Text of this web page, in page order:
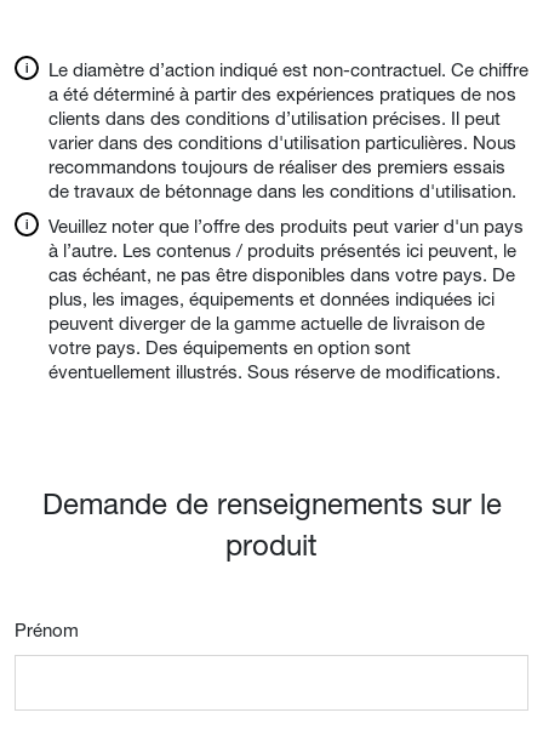
Le diamètre d’action indiqué est non-contractuel. Ce chiffre
a été déterminé à partir des expériences pratiques de nos
clients dans des conditions d’utilisation précises. Il peut
varier dans des conditions d'utilisation particulières. Nous
recommandons toujours de réaliser des premiers essais
de travaux de bétonnage dans les conditions d'utilisation.
Veuillez noter que l’offre des produits peut varier d'un pays
à l’autre. Les contenus / produits présentés ici peuvent, le
cas échéant, ne pas être disponibles dans votre pays. De
plus, les images, équipements et données indiquées ici
peuvent diverger de la gamme actuelle de livraison de
votre pays. Des équipements en option sont
éventuellement illustrés. Sous réserve de modifications.
Demande de renseignements sur le
produit
Prénom